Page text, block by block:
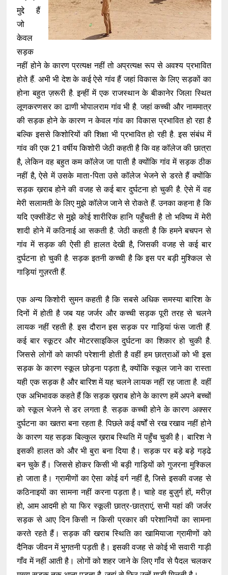
मुद्दे हैं
जो
केवल
सड़क
नहीं होने के कारण प्रत्यक्ष नहीं तो अप्रत्यक्ष रूप से अवश्य प्रभावित
होते हैं. अभी भी देश के कई ऐसे गांव हैं जहां विकास के लिए सड़कों का
होना बहुत ज़रूरी है. इन्हीं में एक राजस्थान के बीकानेर जिला स्थित
लूणकरणसर का ढाणी भोपालराम गांव भी है. जहां कच्ची और नाममात्र
की सड़क होने के कारण न केवल गांव का विकास प्रभावित हो रहा है
बल्कि इससे किशोरियों की शिक्षा भी प्रभावित हो रही है. इस संबंध में
गांव की एक 21 वर्षीय किशोरी जेठी कहती है कि वह कॉलेज की छात्रा
है, लेकिन वह बहुत कम कॉलेज जा पाती है क्योंकि गांव में सड़क ठीक
नहीं है, ऐसे में उसके माता-पिता उसे कॉलेज भेजने से डरते हैं क्योंकि
सड़क ख़राब होने की वजह से कई बार दुर्घटना हो चुकी है. ऐसे में वह
मेरी सलामती के लिए मुझे कॉलेज जाने से रोकते हैं. उनका कहना है कि
यदि एक्सीडेंट से मुझे कोई शारीरिक हानि पहुँचती है तो भविष्य में मेरी
शादी होने में कठिनाई आ सकती है. जेठी कहती है कि हमने बचपन से
गांव में सड़क की ऐसी ही हालत देखी है, जिसकी वजह से कई बार
दुर्घटना हो चुकी है. सड़क इतनी कच्ची है कि इस पर बड़ी मुश्किल से
गाड़ियां गुज़रती हैं.
एक अन्य किशोरी सुमन कहती है कि सबसे अधिक समस्या बारिश के
दिनों में होती है जब यह जर्जर और कच्ची सड़क पूरी तरह से चलने
लायक नहीं रहती है. इस दौरान इस सड़क पर गाड़ियां फंस जाती हैं.
कई बार स्कूटर और मोटरसाइकिल दुर्घटना का शिकार हो चुकी है.
जिससे लोगों को काफी परेशानी होती है वहीं हम छात्राओं को भी इस
सड़क के कारण स्कूल छोड़ना पड़ता है, क्योंकि स्कूल जाने का रास्ता
यही एक सड़क है और बारिश में यह चलने लायक नहीं रह जाता है. वहीं
एक अभिभावक कहते हैं कि सड़क ख़राब होने के कारण हमें अपने बच्चों
को स्कूल भेजने से डर लगता है. सड़क कच्ची होने के कारण अक्सर
दुर्घटना का खतरा बना रहता है. पिछले कई वर्षों से रख रखाव नहीं होने
के कारण यह सड़क बिल्कुल ख़राब स्थिति में पहुँच चुकी है। बारिश ने
इसकी हालत को और भी बुरा बना दिया है। सड़क पर बड़े बड़े गड्ढे
बन चुके हैं। जिससे होकर किसी भी बड़ी गाड़ियों को गुजरना मुश्किल
हो जाता है। ग्रामीणों का ऐसा कोई वर्ग नहीं है, जिसे इसकी वजह से
कठिनाइयों का सामना नहीं करना पड़ता है। चाहे वह बुज़ुर्ग हों, मरीज़
हो, आम आदमी हो या फिर स्कूली छात्र-छात्राएं, सभी यहां की जर्जर
सड़क से आए दिन किसी न किसी प्रकार की परेशानियों का सामना
करते रहते हैं। सड़क की खराब स्थिति का खामियाजा ग्रामीणों को
दैनिक जीवन में भुगतनी पड़ती है। इसकी वजह से कोई भी सवारी गाड़ी
गाँव में नहीं आती है। लोगों को शहर जाने के लिए गाँव से पैदल चलकर